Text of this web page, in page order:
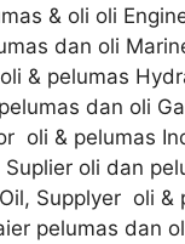
& oli oli
dan oli
& pelumas
dan oli
oli & pelumas
Suplier oli dan
Supplyer oli &
pelumas dan